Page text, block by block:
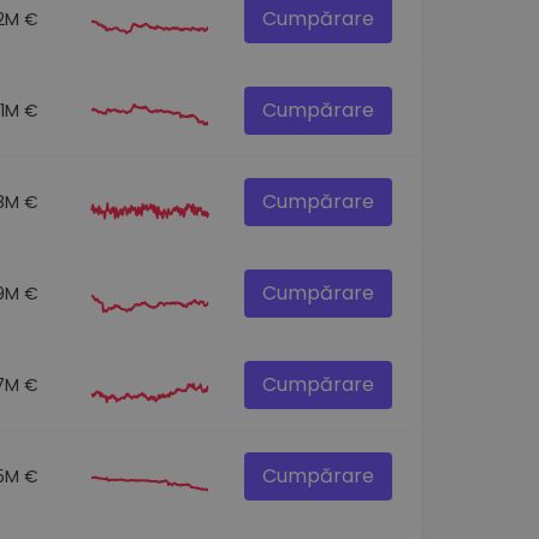
€ Cumpărare
€ Cumpărare
€ Cumpărare
€ Cumpărare
€ Cumpărare
€ Cumpărare